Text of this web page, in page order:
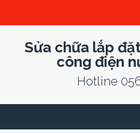
Sửa chữa lắp
công điện
Hotline